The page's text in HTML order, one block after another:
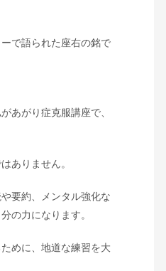
。
で語られた座右の銘で
服講座で、
ありません。
要約、メンタル強化な
の力になります。
めに、地道な練習を大